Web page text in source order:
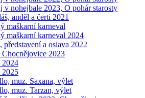
v nohejbale 2023, O pohár starosty
anděl a čerti 2021
maškarní karneval
maškarní karneval 2024
a oslava 2022
2023
muz. Saxana, výlet
muz. Tarzan, výlet